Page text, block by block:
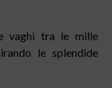
vaghi tra le mille
le splendide